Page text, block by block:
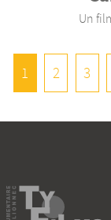
Un
1 2 3